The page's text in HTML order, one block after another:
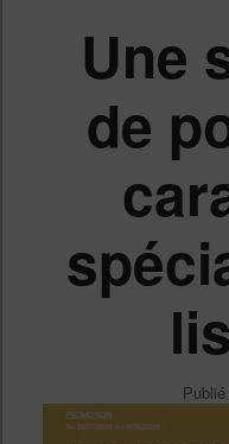
secondaire
Une
de